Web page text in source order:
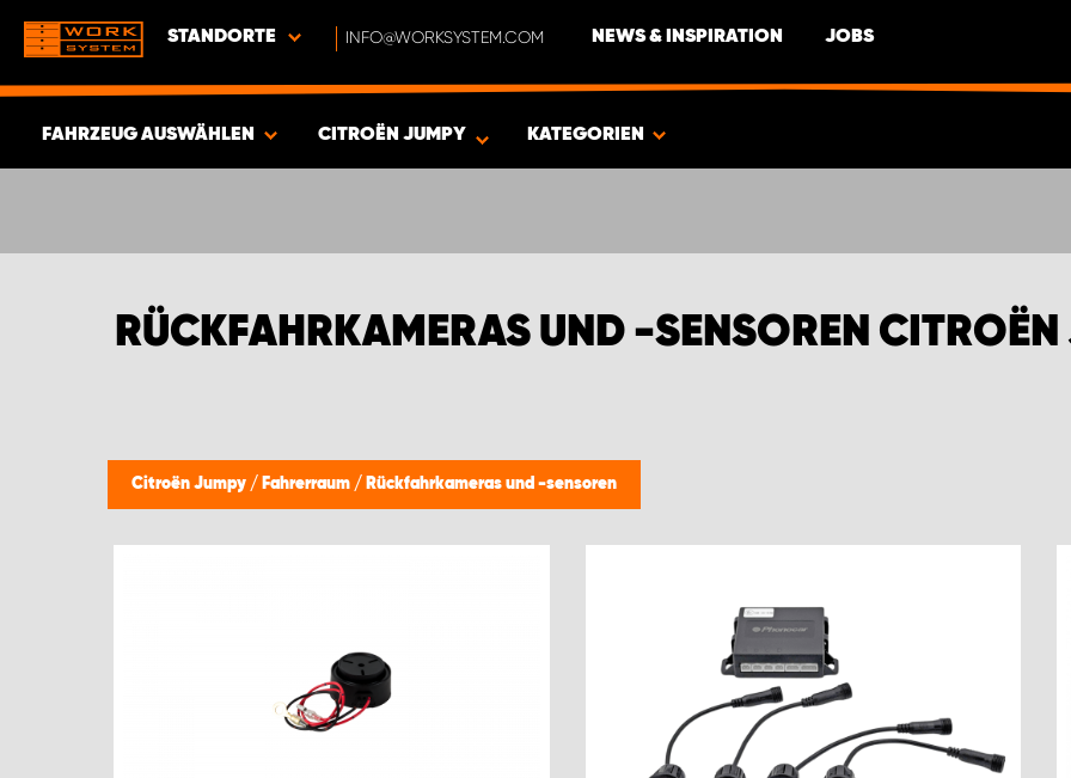
STANDORTE INFO@WORKSYSTEM.COM NEWS & INSPIRATION JOBS
FAHRZEUG AUSWÄHLEN CITROËN JUMPY KATEGORIEN
RÜCKFAHRKAMERAS UND -SENSOREN
Citroën Jumpy / Fahrerraum / Rückfahrkameras und -sensoren